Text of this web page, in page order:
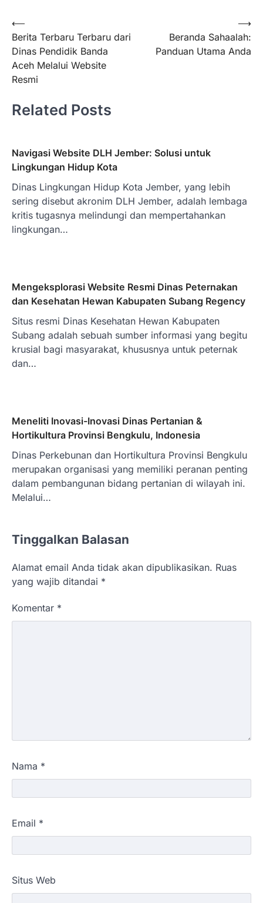
Navigasi
pos
⟵
Berita Terbaru Terbaru dari
Dinas Pendidik Banda
Aceh Melalui Website
Resmi
Beranda Sahaalah:
Panduan Utama Anda
⟶
Related Posts
Navigasi Website DLH Jember: Solusi untuk
Lingkungan Hidup Kota
Dinas Lingkungan Hidup Kota Jember, yang lebih
sering disebut akronim DLH Jember, adalah lembaga
kritis tugasnya melindungi dan mempertahankan
lingkungan…
Mengeksplorasi Website Resmi Dinas Peternakan
dan Kesehatan Hewan Kabupaten Subang Regency
Situs resmi Dinas Kesehatan Hewan Kabupaten
Subang adalah sebuah sumber informasi yang begitu
krusial bagi masyarakat, khususnya untuk peternak
dan…
Meneliti Inovasi-Inovasi Dinas Pertanian &
Hortikultura Provinsi Bengkulu, Indonesia
Dinas Perkebunan dan Hortikultura Provinsi Bengkulu
merupakan organisasi yang memiliki peranan penting
dalam pembangunan bidang pertanian di wilayah ini.
Melalui…
Tinggalkan Balasan
Alamat email Anda tidak akan dipublikasikan. Ruas
yang wajib ditandai *
Komentar *
Nama *
Email *
Situs Web